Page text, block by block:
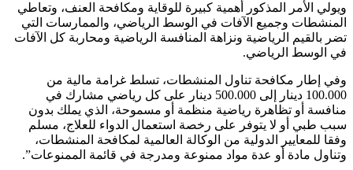
ويولي الأمر المذكور أهمية كبيرة للوقاية ومكافحة العنف، وتعاطي
المنشطات وجميع الآفات في الوسط الرياضي، والممارسات التي
تضر بالقيم الرياضية ونزاهة المنافسة الرياضية ومحاربة كل الآفات
في الوسط الرياضي.
وفي إطار مكافحة تناول المنشطات، تسلط غرامة مالية من
100.000 دينار إلى 500.000 دينار على كل رياضي مشارك في
منافسة أو تظاهرة رياضية منظمة أو مسموحة، الذي يملك بدون
سبب طبي أو لا يتوفر على رخصة استعمال الدواء للعلاج، مسلم
وفقا للمعايير الدولية من الوكالة العالمية لمكافحة المنشطات،
وتناول مادة أو عدة مواد ممنوعة ومدرجة في قائمة الممنوعات”.